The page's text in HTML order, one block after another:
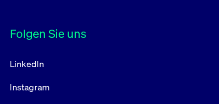
Folgen Sie uns
LinkedIn
Instagram